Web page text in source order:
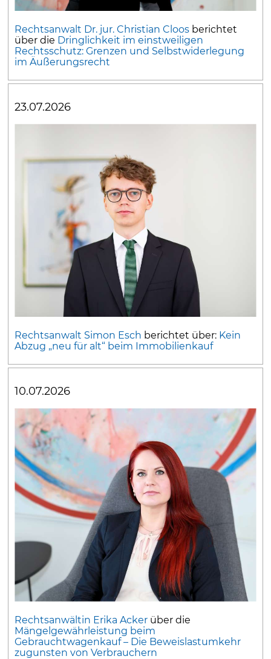
Rechtsanwalt Dr. jur. Christian Cloos berichtet
über die Dringlichkeit im einstweiligen
Rechtsschutz: Grenzen und Selbstwiderlegung
im Äußerungsrecht
23.07.2026
Rechtsanwalt Simon Esch berichtet über: Kein
Abzug „neu für alt“ beim Immobilienkauf
10.07.2026
Rechtsanwältin Erika Acker über die
Mängelgewährleistung beim
Gebrauchtwagenkauf – Die Beweislastumkehr
zugunsten von Verbrauchern